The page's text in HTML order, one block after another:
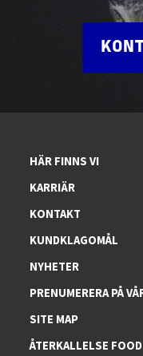
HÄR FINNS VI
KARRIÄR
KONTAKT
KUNDKLAGOMÅL
NYHETER
PRENUMERERA PÅ
SITE MAP
ÅTERKALLELSE FOOD